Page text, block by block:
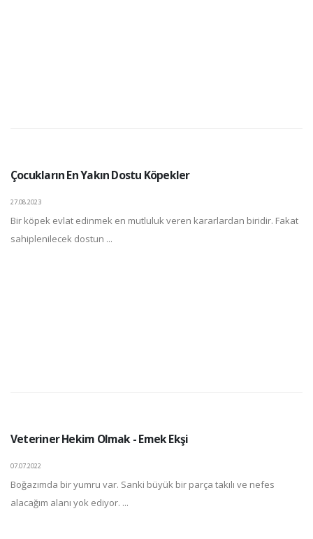
Çocukların En Yakın Dostu Köpekler
27.08.2023
Bir köpek evlat edinmek en mutluluk veren kararlardan biridir. Fakat
sahiplenilecek dostun ...
Veteriner Hekim Olmak - Emek Ekşi
07.07.2022
Boğazımda bir yumru var. Sanki büyük bir parça takılı ve nefes
alacağım alanı yok ediyor. ...